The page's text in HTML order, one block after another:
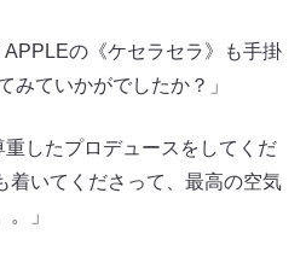
の《ケセラセラ》も手掛
みていかがでしたか？」
したプロデュースをしてくだ
着いてくださって、最高の空気
」